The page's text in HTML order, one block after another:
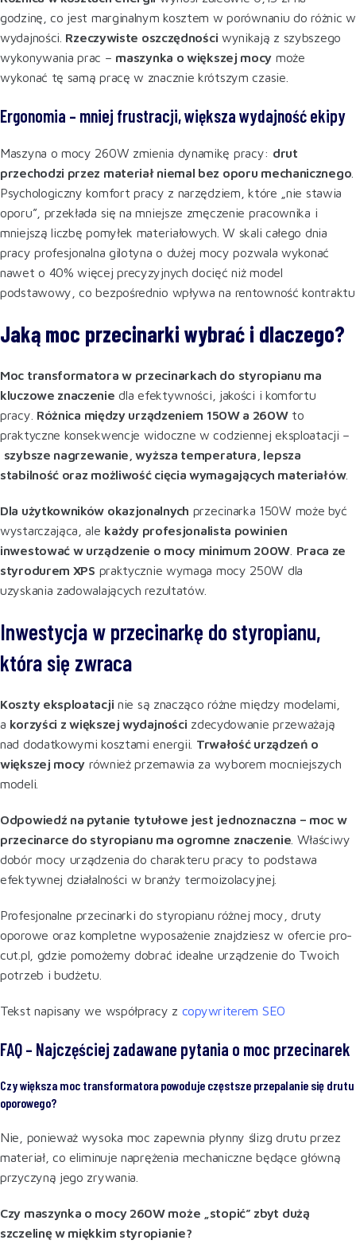
godzinę, co jest marginalnym kosztem w porównaniu do różnic w
wydajności. Rzeczywiste oszczędności wynikają z szybszego
wykonywania prac – maszynka o większej mocy może
wykonać tę samą pracę w znacznie krótszym czasie.
Ergonomia – mniej frustracji, większa wydajność ekipy
Maszyna o mocy 260W zmienia dynamikę pracy: drut
przechodzi przez materiał niemal bez oporu mechanicznego
Psychologiczny komfort pracy z narzędziem, które „nie stawia
oporu”, przekłada się na mniejsze zmęczenie pracownika i
mniejszą liczbę pomyłek materiałowych. W skali całego dnia
pracy profesjonalna gilotyna o dużej mocy pozwala wykonać
nawet o 40% więcej precyzyjnych docięć niż model
podstawowy, co bezpośrednio wpływa na rentowność kontraktu
Jaką moc przecinarki wybrać i dlaczego?
Moc transformatora w przecinarkach do styropianu ma
kluczowe znaczenie dla efektywności, jakości i komfortu
pracy. Różnica między urządzeniem 150W a 260Wto
praktyczne konsekwencje widoczne w codziennej eksploatacji –
szybsze nagrzewanie, wyższa temperatura, lepsza
stabilność oraz możliwość cięcia wymagających materiałów.
Dla użytkowników okazjonalnych przecinarka 150W może być
wystarczająca, ale każdy profesjonalista powinien
inwestować w urządzenie o mocy minimum 200W Praca ze
styrodurem XPS praktycznie wymaga mocy 250W dla
uzyskania zadowalających rezultatów.
Inwestycja w przecinarkę do styropianu,
która się zwraca
Koszty eksploatacji nie są znacząco różne między modelami,
a korzyści z większej wydajności zdecydowanie przeważają
nad dodatkowymi kosztami energii. Trwałość urządzeń o
większej mocy również przemawia za wyborem mocniejszych
modeli.
Odpowiedź na pytanie tytułowe jest jednoznaczna – moc w
przecinarce do styropianu ma ogromne znaczenie . Właściwy
dobór mocy urządzenia do charakteru pracy to podstawa
efektywnej działalności w branży termoizolacyjnej.
Profesjonalne przecinarki do styropianu różnej mocy, druty
oporowe oraz kompletne wyposażenie znajdziesz w ofercie pro-
cut.pl, gdzie pomożemy dobrać idealne urządzenie do Twoich
potrzeb i budżetu.
Tekst napisany we współpracy z copywriterem SEO
FAQ – Najczęściej zadawane pytania o moc przecinarek
Czy większa moc transformatora powoduje częstsze przepalanie się drutu
oporowego?
Nie, ponieważ wysoka moc zapewnia płynny ślizg drutu przez
materiał, co eliminuje naprężenia mechaniczne będące główną
przyczyną jego zrywania.
Czy maszynka o mocy 260W może „stopić” zbyt dużą
szczelinę w miękkim styropianie?